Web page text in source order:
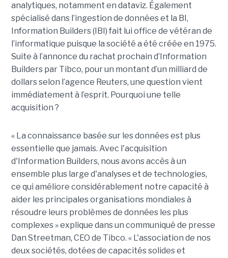
analytiques, notamment en dataviz. Également
spécialisé dans l’ingestion de donnéeset la BI ,
Information Builders(IBI) fait lui office de vétéran de
l’informatique puisque la société a été créée en 1975.
Suite à l’annonce du rachat prochain d’Information
Builderspar Tibco, pour un montant d’un milliard de
dollars selon l’agence Reuters, une question vient
immédiatement à l’esprit. Pourquoi une telle
acquisition ?
« La connaissance basée sur les données est plus
essentielle que jamais. Avec l'acquisition
d'Information Builders, nous avons accès à un
ensemble plus large d'analyses et de technologies,
ce qui améliore considérablement notre capacité à
aider les principales organisations mondiales à
résoudre leurs problèmes de donnéesles plus
complexes »explique dans un communiqué de presse
Dan Streetman, CEO de Tibco. « L'association de nos
deux sociétés, dotées de capacités solides et